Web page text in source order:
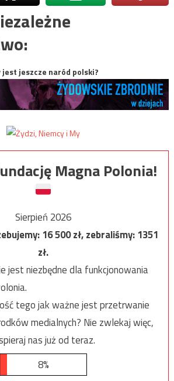
jest jeszcze naród polski?
Magna Polonia!
Sierpień 2026
16 500zł, zebraliśmy:1351
zł.
jest niezbędne dla funkcjonowania
tego jak ważne jest przetrwanie
medialnych? Nie zwlekaj więc,
nas już od teraz.
8%